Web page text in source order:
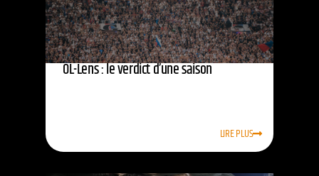
OL-Lens : le verdict d’une saison
LIRE PLUS